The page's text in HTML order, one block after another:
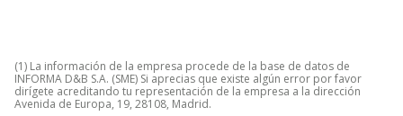
(1) La información de la empresa procede de la base de datos de
INFORMA D&B S.A. (SME) Si aprecias que existe algún error por favor
dirígete acreditando tu representación de la empresa a la dirección
Avenida de Europa, 19, 28108, Madrid.